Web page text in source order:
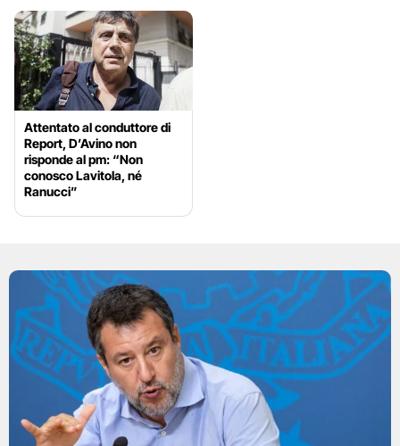
Attentato al conduttore di
Report, D’Avino non
risponde al pm: “Non
conosco Lavitola, né
Ranucci”